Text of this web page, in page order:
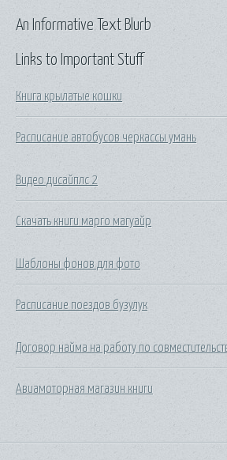
Links to Important Stuff
Книга крылатые кошки
Расписание автобусов черкассы умань
Видео дисайплс 2
Скачать книги марго магуайр
Шаблоны фонов для фото
Расписание поездов бузулук
Договор найма на работу по
Авиамоторная магазин книги
An Informative Text Blurb